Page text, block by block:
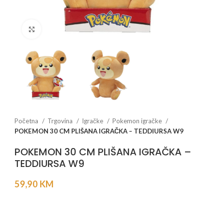
Click to enlarge
Početna Trgovina Igračke
Pokemon igračke
POKEMON 30 CM PLIŠANA IGRAČKA – TEDDIURSA W9
POKEMON 30 CM PLIŠANA IGRAČKA –
TEDDIURSA W9
59,90 KM